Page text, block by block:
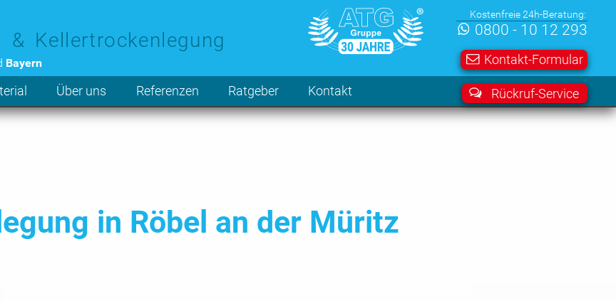
& Kellertrockenlegung
Bayern
Kostenfreie 24h-Beratung:
0800 - 10 12 293
Kontakt-Formular
Über uns Referenzen Ratgeber Kontakt Rückruf-Service
in Röbel an der Müritz